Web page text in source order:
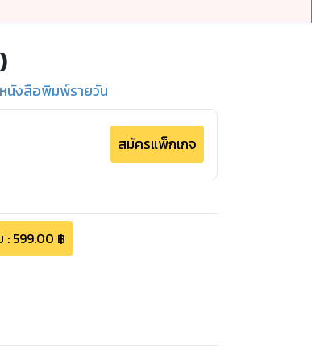
หนังสือพิมพ์รายวัน
สมัครแพ็กเกจ
: 599.00 ฿